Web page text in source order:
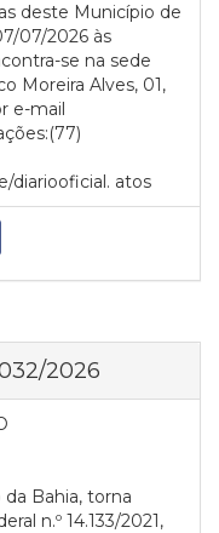
deste Município de
07/2026 às
se na sede
Moreira Alves, 01,
e-mail
diariooficial. atos
2026
Bahia, torna
n.º 14.133/2021,